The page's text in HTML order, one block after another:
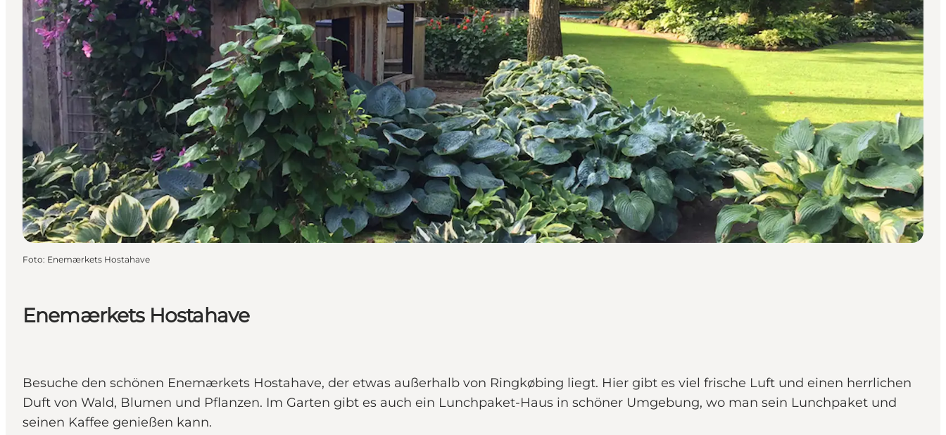
Enemærkets Hostahave
Besuche den schönen Enemærkets Hostahave, der etwas außerhalb von Ringkøbing liegt. Hier gibt es viel frische Luft und einen herrlichen
Duft von Wald, Blumen und Pflanzen. Im Garten gibt es auch ein Lunchpaket-Haus in schöner Umgebung, wo man sein Lunchpaket und
seinen Kaffee genießen kann.
Foto: Enemærkets Hostahave